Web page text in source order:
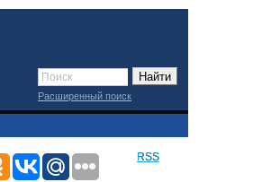
Расширенный поиск
RSS